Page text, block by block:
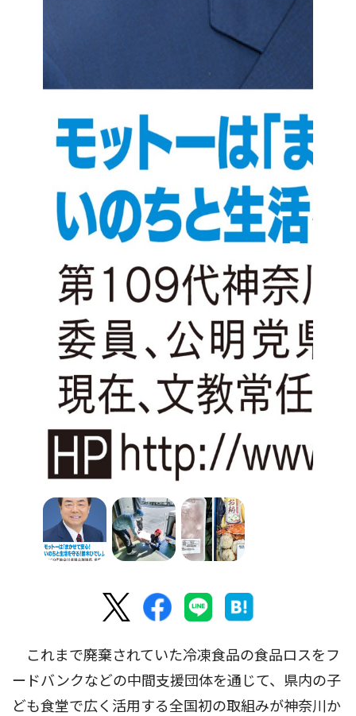
これまで廃棄されていた冷凍食品の食品ロスをフ
ードバンクなどの中間支援団体を通じて、県内の子
ども食堂で広く活用する全国初の取組みが神奈川か